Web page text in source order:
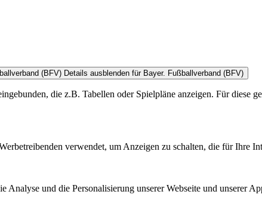
(BFV) Details ausblenden für Bayer. Fußballverband (BFV)
die z.B. Tabellen oder Spielpläne anzeigen. Für diese
verwendet, um Anzeigen zu schalten, die für Ihre
und die Personalisierung unserer Webseite und unserer